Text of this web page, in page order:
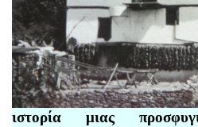
ιστορία μιας